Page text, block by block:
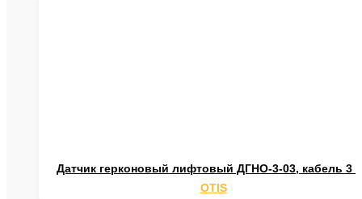
Датчик герконовый лифтовый ДГНО-3-03, кабель 3
OTIS